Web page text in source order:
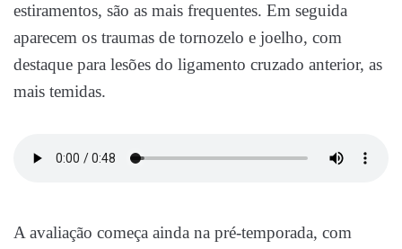
estiramentos, são as mais frequentes. Em seguida
aparecem os traumas de tornozelo e joelho, com
destaque para lesões do ligamento cruzado anterior, as
mais temidas.
A avaliação começa ainda na pré-temporada, com